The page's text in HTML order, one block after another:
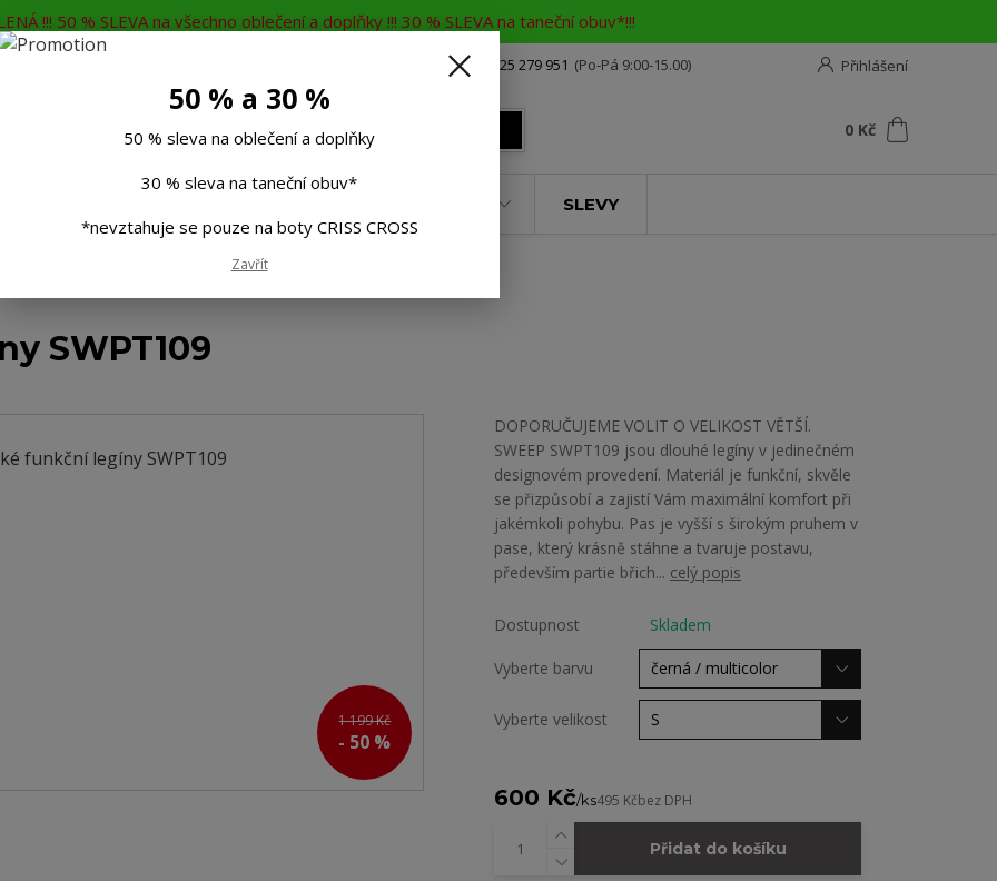
!!! 50 % SLEVA na všechno oblečení a doplňky !!! 30 % SLEVA na taneční obuv*!!!
Přihlášení
Rádi Vám poradíme 725 279 951 (Po-Pá 9:00-15.00)
0 Kč
SLEVY
SWPT109
1 199 Kč
- 50 %
DOPORUČUJEME VOLIT O VELIKOST VĚTŠÍ.
SWEEP SWPT109 jsou dlouhé legíny v jedinečném
designovém provedení. Materiál je funkční, skvěle
se přizpůsobí a zajistí Vám maximální komfort při
jakémkoli pohybu. Pas je vyšší s širokým pruhem v
pase, který krásně stáhne a tvaruje postavu,
především partie břich... celý popis
Dostupnost Skladem
Vyberte barvu
Vyberte velikost
600 Kč/ks495 Kčbez DPH
Přidat do košíku
50 % a 30 %
50 % sleva na oblečení a doplňky
30 % sleva na taneční obuv*
*nevztahuje se pouze na boty CRISS CROSS
Zavřít